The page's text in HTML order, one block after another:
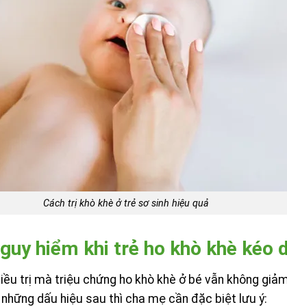
Cách trị khò khè ở trẻ sơ sinh hiệu quả
hiểm khi trẻ ho khò khè kéo
trị mà triệu chứng ho khò khè ở bé vẫn không
dấu hiệu sau thì cha mẹ cần đặc biệt lưu ý: